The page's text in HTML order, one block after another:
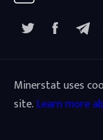
Minerstat uses
site.Learn more